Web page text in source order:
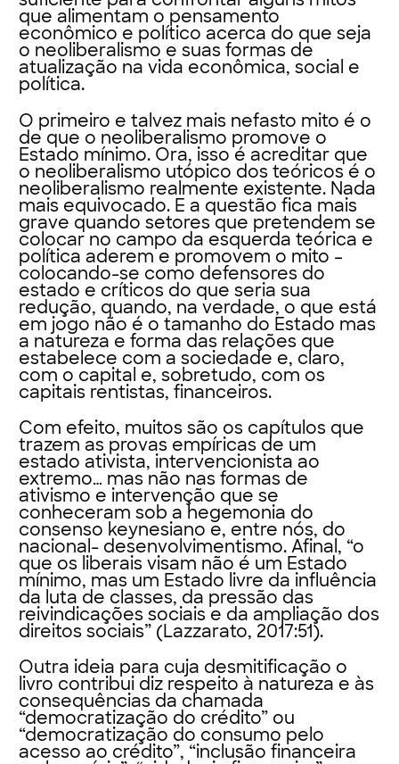
que alimentam o pensamento
econômico e político acerca do que seja
o neoliberalismo e suas formas de
atualização na vida econômica, social e
política.
O primeiro e talvez mais nefasto mito é o
de que o neoliberalismo promove o
Estado mínimo. Ora, isso é acreditar que
o neoliberalismo utópico dos teóricos é o
neoliberalismo realmente existente. Nada
mais equivocado. E a questão fica mais
grave quando setores que pretendem se
colocar no campo da esquerda teórica e
política aderem e promovem o mito –
colocando-se como defensores do
estado e críticos do que seria sua
redução, quando, na verdade, o que está
em jogo não é o tamanho do Estado mas
a natureza e forma das relações que
estabelece com a sociedade e, claro,
com o capital e, sobretudo, com os
capitais rentistas, financeiros.
Com efeito, muitos são os capítulos que
trazem as provas empíricas de um
estado ativista, intervencionista ao
extremo… mas não nas formas de
ativismo e intervenção que se
conheceram sob a hegemonia do
consenso keynesiano e, entre nós, do
nacional- desenvolvimentismo. Afinal, “o
que os liberais visam não é um Estado
mínimo, mas um Estado livre da influência
da luta de classes, da pressão das
reivindicações sociais e da ampliação dos
direitos sociais” (Lazzarato, 2017:51).
Outra ideia para cuja desmitificação o
livro contribui diz respeito à natureza e às
consequências da chamada
“democratização do crédito” ou
“democratização do consumo pelo
acesso ao crédito”, “inclusão financeira